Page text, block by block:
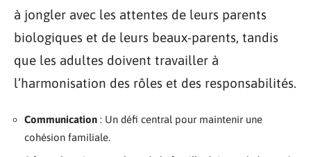
à jongler avec les attentes de leurs parents
biologiques et de leurs beaux-parents, tandis
que les adultes doivent travailler à
l’harmonisation des rôles et des responsabilités.
Communication : Un défi central pour maintenir une
cohésion familiale.